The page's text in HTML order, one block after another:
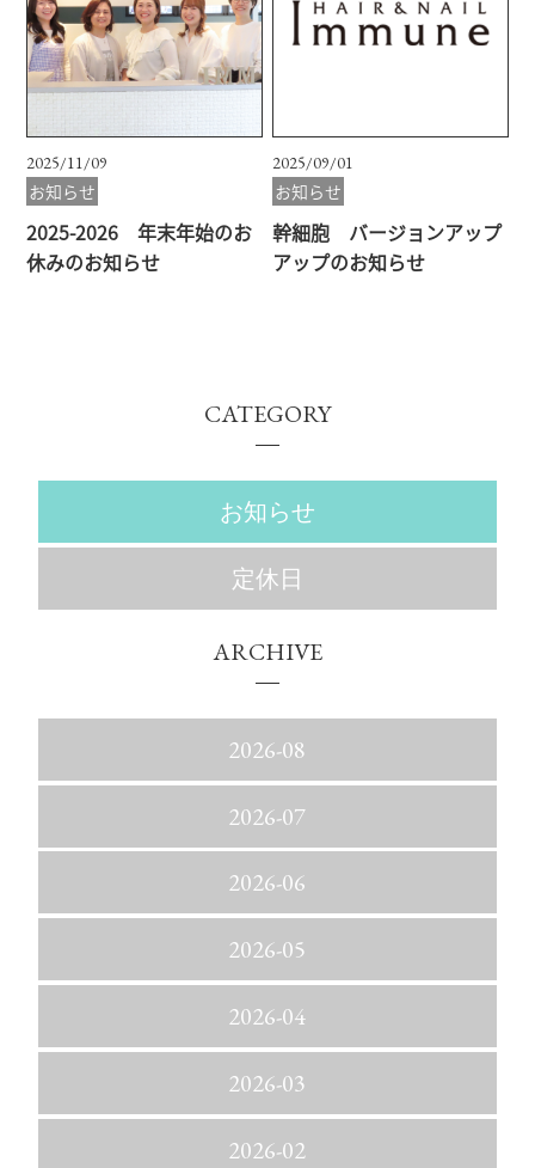
2025/11/09
お知らせ
2025-2026 年末年始のお
休みのお知らせ
2025/09/01
お知らせ
幹細胞 バージョンアップ
アップのお知らせ
CATEGORY
お知らせ
定休日
ARCHIVE
2026-08
2026-07
2026-06
2026-05
2026-04
2026-03
2026-02